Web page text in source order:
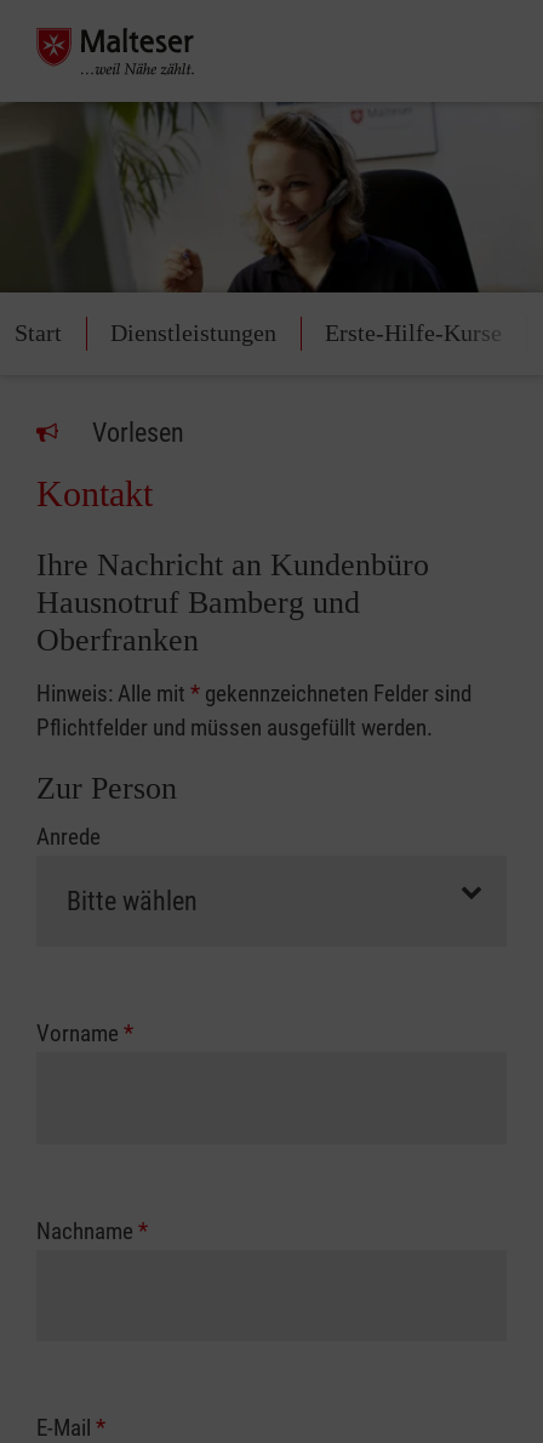
Start Dienstleistungen Erste-Hilfe-Kurse
Vorlesen
Kontakt
Ihre Nachricht an Kundenbüro
Hausnotruf Bamberg und
Oberfranken
Hinweis: Alle mit * gekennzeichneten Felder sind
Pflichtfelder und müssen ausgefüllt werden.
Zur Person
Anrede
Vorname *
Nachname *
E-Mail *